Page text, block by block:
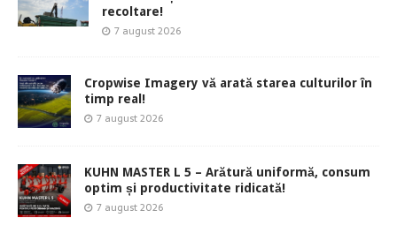
recoltare!
7 august 2026
Cropwise Imagery vă arată starea culturilor în
timp real!
7 august 2026
KUHN MASTER L 5 – Arătură uniformă, consum
optim și productivitate ridicată!
7 august 2026